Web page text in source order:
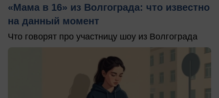
«Мама в 16» из Волгограда: что известно
на данный момент
Что говорят про участницу шоу из Волгограда